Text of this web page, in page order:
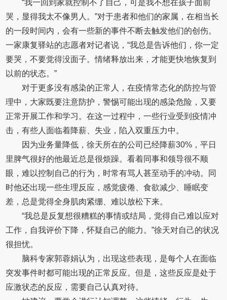
“我一回到家就控制不了自己，可是我不想在孩子面前
哭，显得我太不像男人。”对于患者和他们的家属，在相当长
的一段时间内，会有一些新的事件不断去触发他们的创伤。
一家康复驿站的志愿者对记者说，“我总是告诉他们，你一定
要哭，不要觉得没面子。情绪释放出来，才能更快地恢复到
以前的状态。”
对于更多没有感染的正常人，在疫情常态化的防控与管
理中，大家既要注意防护，警惕可能出现的感染危险，又要
正常开展工作和学习。在这一过程中，一些行业受到疫情冲
击，有些人面临着降薪、失业，陷入双重压力中。
因为业务量降低，徐天所在的公司已经降薪30%，平日
里脾气很好的他最近总是很烦躁。看着同事和领导很不顺
眼，难以控制自己的行为，时常有骂人甚至动手的冲动。同
时他还出现一些生理反应，感觉疲倦、食欲减少、睡眠变
差，总是觉得全身肌肉紧绷、难以放松下来。
“我总是反复想很糟糕的事情或结局，觉得自己难以应对
工作，自我评价下降，怀疑自己的能力。”徐天对自己的状况
很担忧。
脑科专家郭蓉娟认为，出现这些表现，是每个人在面临
突发事件时都可能出现的正常反应。但是，这些反应是处于
应激状态的反应，需要自己认真对待。